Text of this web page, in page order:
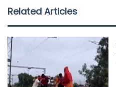
e
o
k
t
e
t
A
p
i
n
k
Related Articles